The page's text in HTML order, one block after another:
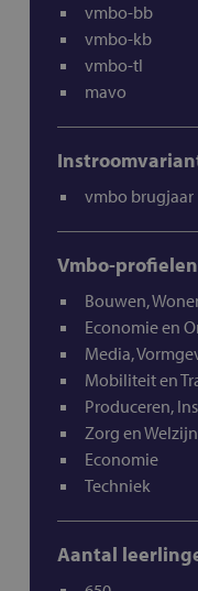
vmbo-bb
vmbo-kb
vmbo-tl
mavo
vmbo brugjaar
Vmbo-profielen
Bouwen,
Economie en
Media,
Mobiliteit en
Produceren,
Zorg en
Economie
Techniek
Aantal